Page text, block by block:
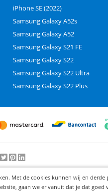
iPhone SE (2022)
Samsung Galaxy A52s
Samsung Galaxy A52
Samsung Galaxy S21 FE
Samsung Galaxy S22
Samsung Galaxy S22 Ultra
Samsung Galaxy S22 Plus
9.2/10-25000beoordelingen
Commerce B.V.
Met de cookies kunnen wij en
gaan we er vanuit dat je dat